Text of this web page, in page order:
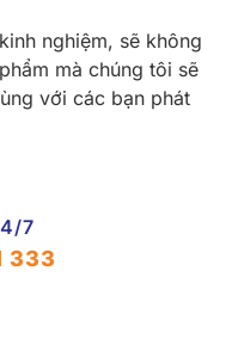
nghiệm, sẽ không
mà chúng tôi sẽ
với các bạn phát
7
333